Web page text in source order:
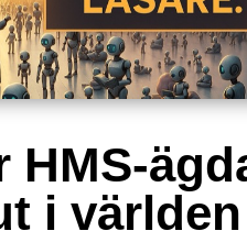
HMS-
i världen